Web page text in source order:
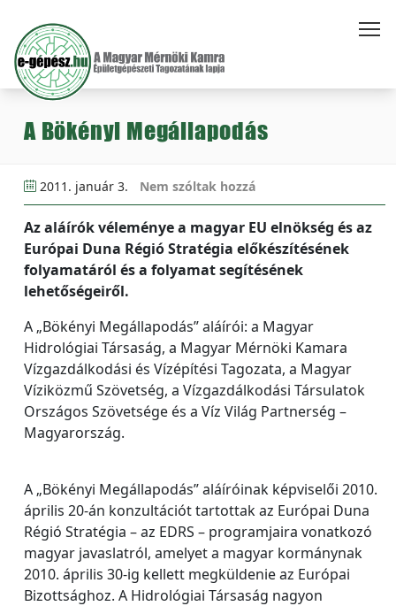
A Bökényi Megállapodás
2011. január 3. Nem szóltak hozzá
Az aláírók véleménye a magyar EU elnökség és az
Európai Duna Régió Stratégia előkészítésének
folyamatáról és a folyamat segítésének
lehetőségeiről.
A „Bökényi Megállapodás” aláírói: a Magyar
Hidrológiai Társaság, a Magyar Mérnöki Kamara
Vízgazdálkodási és Vízépítési Tagozata, a Magyar
Víziközmű Szövetség, a Vízgazdálkodási Társulatok
Országos Szövetsége és a Víz Világ Partnerség –
Magyarország.
A „Bökényi Megállapodás” aláíróinak képviselői 2010.
április 20-án konzultációt tartottak az Európai Duna
Régió Stratégia – az EDRS – programjaira vonatkozó
magyar javaslatról, amelyet a magyar kormánynak
2010. április 30-ig kellett megküldenie az Európai
Bizottsághoz. A Hidrológiai Társaság nagyon